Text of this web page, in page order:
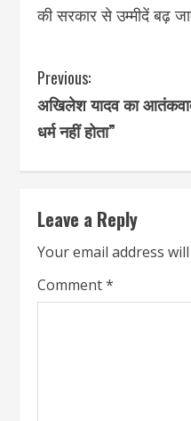
की सरकार से उम्मीदें बढ़
C
o
i
n
u
Previous:
अखिलेश यादव का
धर्म नहीं होता”
Leave a Reply
Your email address
Comment*